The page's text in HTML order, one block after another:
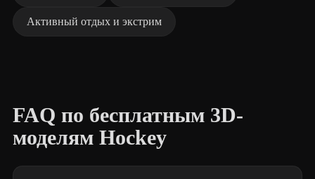
Активный отдых и экстрим
FAQ по бесплатным 3D-
моделям Hockey